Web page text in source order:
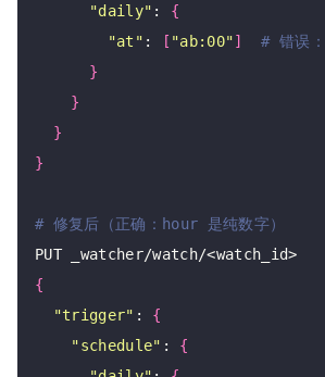
"daily" : {
"at" : [ "ab:00"]
# 错误
}
}
}
}
# 修复后（正确：hour 是纯数字）
{
"trigger" : {
"schedule" : {